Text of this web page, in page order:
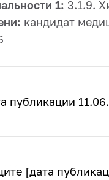
1: 3.1.9.
кандидат
публикации
[дата